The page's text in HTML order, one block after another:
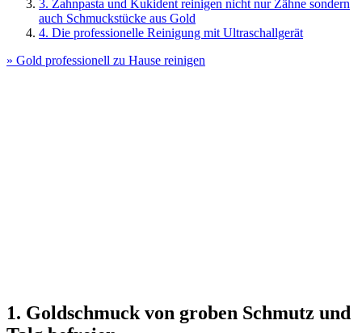
3. Zahnpasta und Kukident reinigen nicht nur Zähne sondern
auch Schmuckstücke aus Gold
4. Die professionelle Reinigung mit Ultraschallgerät
» Gold professionell zu Hause reinigen
1. Goldschmuck von groben Schmutz und